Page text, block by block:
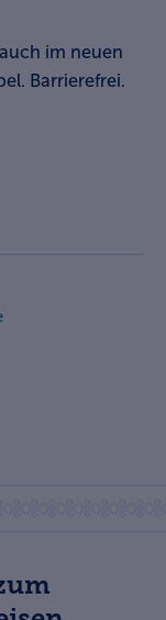
im neuen
Barrierefrei.